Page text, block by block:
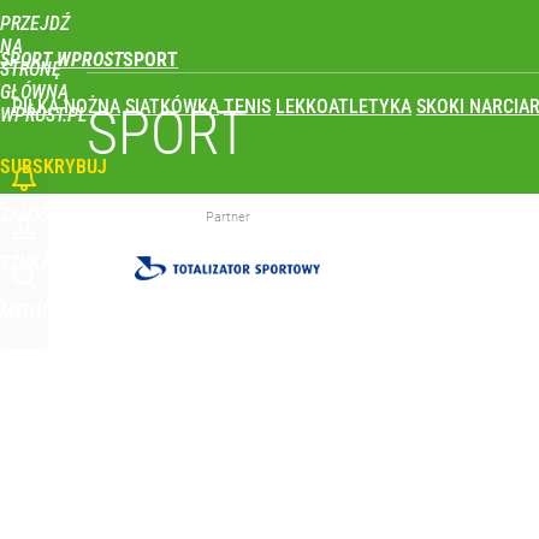
PRZEJDŹ
NA
STRONĘ
GŁÓWNĄ
WPROST.PL
SPORT WPROST
PIŁKA NOŻNA SIATKÓWKA TENIS LEKKOATLETYKA SKOKI
SUBSKRYBUJ
Polski finał w Warszawie! To będzie wielkie święto
Real Madryt właśnie pobił rekord transferowy!
SPORT
Partner